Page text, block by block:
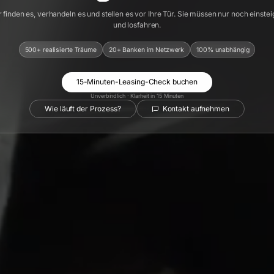
finden es, verhandeln es und stellen es vor Ihre Tür. Sie müssen nur noch
und losfahren.
500+ realisierte Träume 20+ Banken im Netzwerk 100% unabhängig
15-Minuten-Leasing-Check buchen
Unverbindlich · Klarheit in 15 Minuten
Wie läuft der Prozess? Kontakt aufnehmen